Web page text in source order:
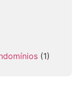
(1)